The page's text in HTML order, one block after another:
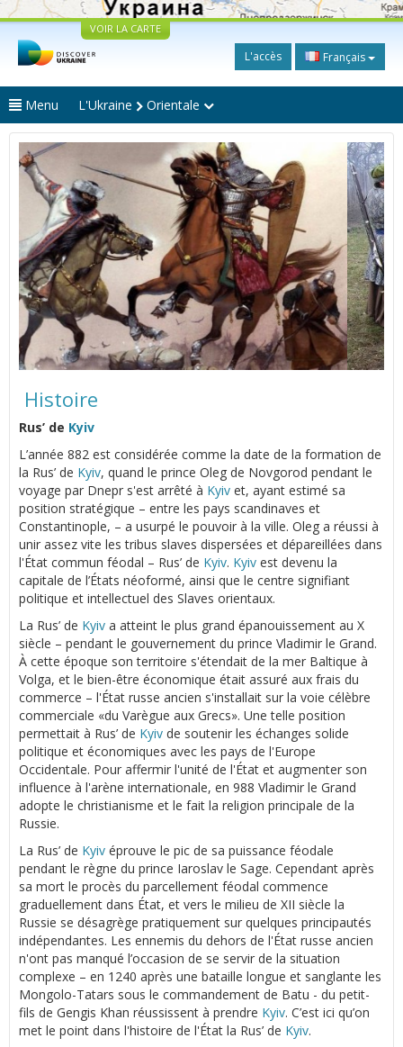
VOIR LA CARTE
L'accès Français
Menu L'Ukraine Orientale
Histoire
Rus’ de Kyiv
L’année 882 est considérée comme la date de la formation de
la Rus’ de Kyiv, quand le prince Oleg de Novgorod pendant le
voyage par Dnepr s'est arrêté à Kyiv et, ayant estimé sa
position stratégique – entre les pays scandinaves et
Constantinople, – a usurpé le pouvoir à la ville. Oleg a réussi à
unir assez vite les tribus slaves dispersées et dépareillées dans
l'État commun féodal – Rus’ de Kyiv. Kyiv est devenu la
capitale de l’États néoformé, ainsi que le centre signifiant
politique et intellectuel des Slaves orientaux.
La Rus’ de Kyiv a atteint le plus grand épanouissement au Х
siècle – pendant le gouvernement du prince Vladimir le Grand.
À cette époque son territoire s'étendait de la mer Baltique à
Volga, et le bien-être économique était assuré aux frais du
commerce – l'État russe ancien s'installait sur la voie célèbre
commerciale «du Varègue aux Grecs». Une telle position
permettait à Rus’ de Kyiv de soutenir les échanges solide
politique et économiques avec les pays de l'Europe
Occidentale. Pour affermir l'unité de l'État et augmenter son
influence à l'arène internationale, en 988 Vladimir le Grand
adopte le christianisme et le fait la religion principale de la
Russie.
La Rus’ de Kyiv éprouve le pic de sa puissance féodale
pendant le règne du prince Iaroslav le Sage. Cependant après
sa mort le procès du parcellement féodal commence
graduellement dans État, et vers le milieu de XII siècle la
Russie se désagrège pratiquement sur quelques principautés
indépendantes. Les ennemis du dehors de l'État russe ancien
n'ont pas manqué l’occasion de se servir de la situation
complexe – en 1240 après une bataille longue et sanglante les
Mongolo-Tatars sous le commandement de Batu - du petit-
fils de Gengis Khan réussissent à prendre Kyiv. C’est ici qu’on
met le point dans l'histoire de l'État la Rus’ de Kyiv.